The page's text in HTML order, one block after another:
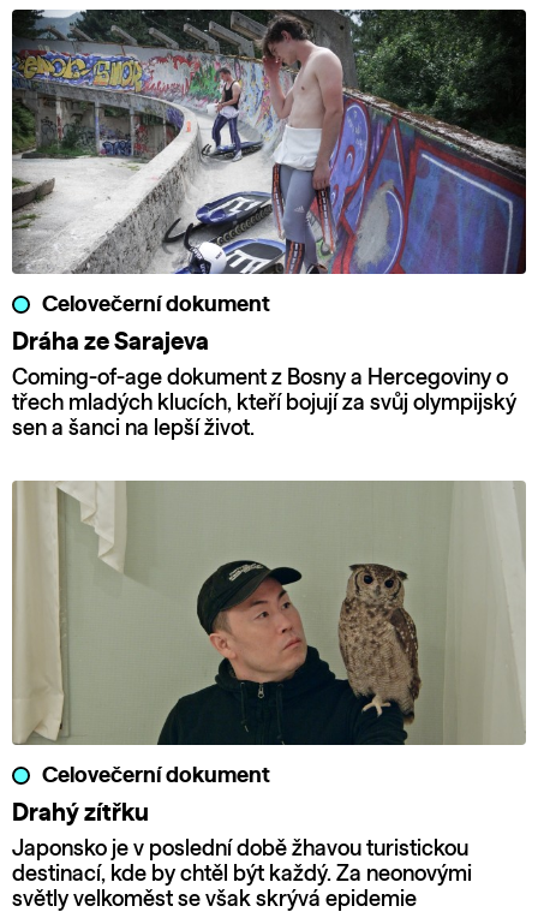
Celovečerní dokument
Dráha ze Sarajeva
Coming-of-age dokument z Bosny a Hercegoviny o
třech mladých klucích, kteří bojují za svůj olympijský
sen a šanci na lepší život.
Celovečerní dokument
Drahý zítřku
Japonsko je v poslední době žhavou turistickou
destinací, kde by chtěl být každý. Za neonovými
světly velkoměst se však skrývá epidemie